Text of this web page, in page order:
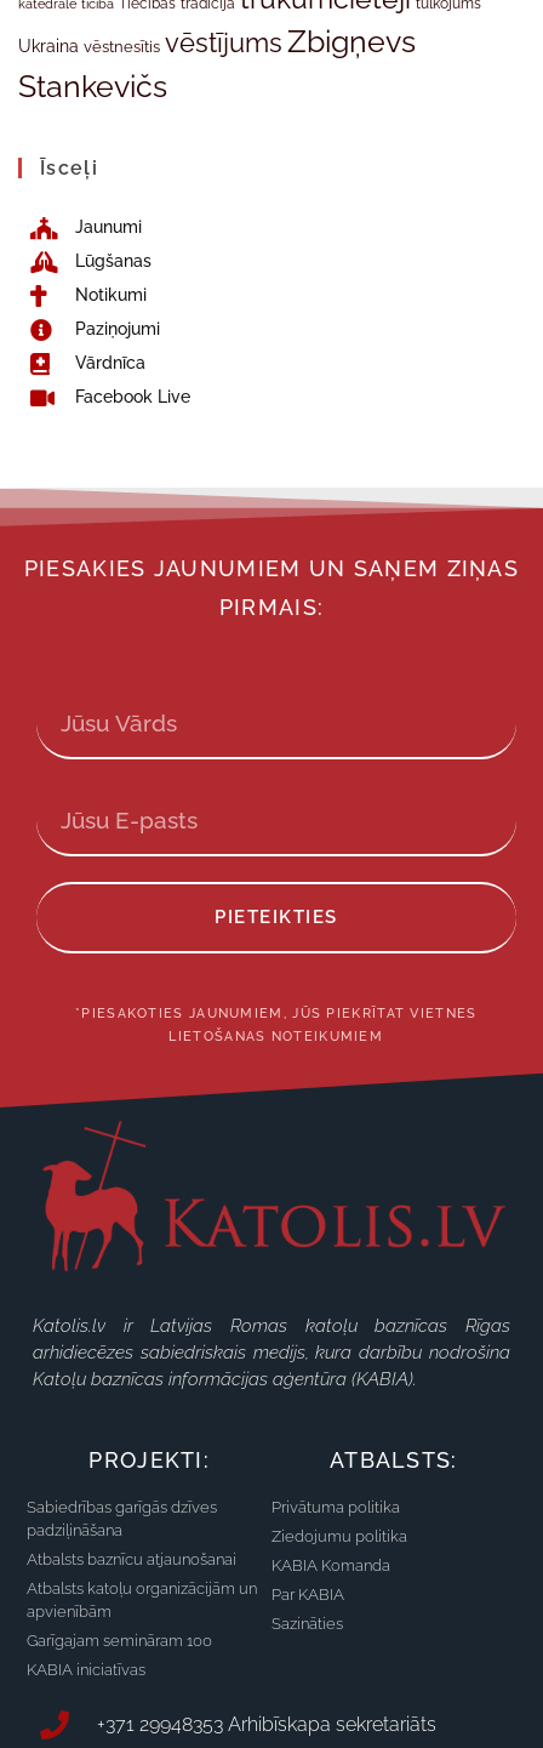
katedrāle ticība Tiecības tulkojums
Ukraina vēstnesītis vēstījumsZbigņevs
Stankevičs
Īsceļi
Jaunumi
Lūgšanas
Notikumi
Paziņojumi
Vārdnīca
Facebook Live
PIESAKIES JAUNUMIEM UN SAŅEM ZIŅAS
PIRMAIS:
PIETEIKTIES
*PIESAKOTIES JAUNUMIEM, JŪS PIEKRĪTAT VIETNES
LIETOŠANAS NOTEIKUMIEM
Katolis.lv ir Latvijas Romas katoļu baznīcas Rīgas
arhidiecēzes sabiedriskais medijs, kura darbību nodrošina
Katoļu baznīcas informācijas aģentūra (KABIA).
PROJEKTI:
Sabiedrības garīgās dzīves
padziļināšana
Atbalsts baznīcu atjaunošanai
Atbalsts katoļu organizācijām un
apvienībām
Garīgajam semināram 100
KABIA iniciatīvas
ATBALSTS:
Privātuma politika
Ziedojumu politika
KABIA Komanda
Par KABIA
Sazināties
+371 29948353 Arhibīskapa sekretariāts